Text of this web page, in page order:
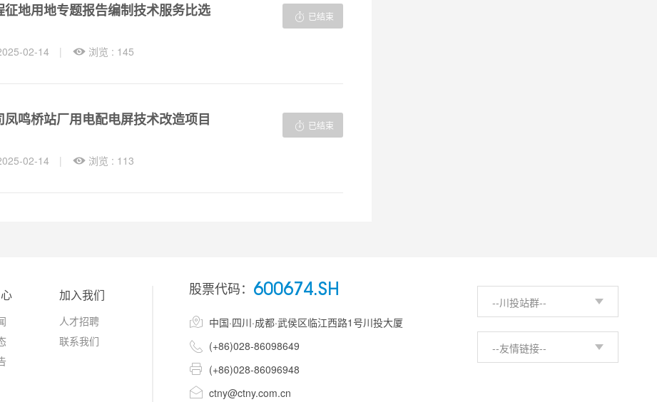
地用地专题报告编制技术服务比选
02-14 |  浏览 : 145
 已结束
鸣桥站厂用电配电屏技术改造项目
02-14 |  浏览 : 113
 已结束
加入我们
人才招聘
联系我们
股票代码： 600674.SH
 中国·四川·成都·武侯区临江西路1号川投大厦
 (+86)028-86098649
 (+86)028-86096948
 ctny@ctny.com.cn
--川投站群--
--友情链接--